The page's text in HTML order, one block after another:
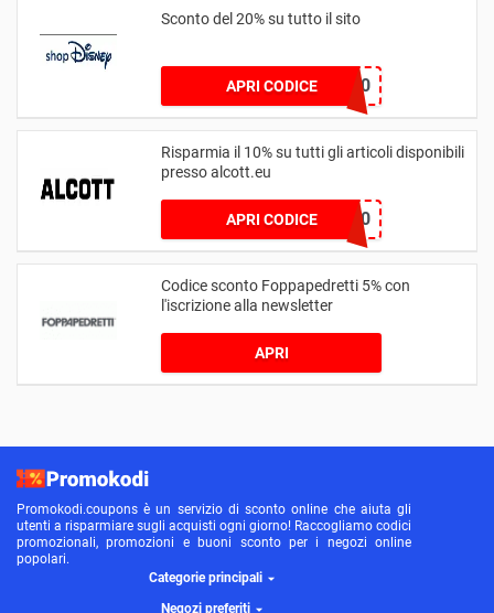
Sconto del 20% su tutto il sito
APRI CODICESTITCH20
Risparmia il 10% su tutti gli articoli disponibili
presso alcott.eu
APRI CODICEIGFAN10
Codice sconto Foppapedretti 5% con
l'iscrizione alla newsletter
APRI
Promokodi.coupons è un servizio di sconto online che aiuta gli
utenti a risparmiare sugli acquisti ogni giorno! Raccogliamo codici
promozionali, promozioni e buoni sconto per i negozi online
popolari.
Categorie principali
Negozi preferiti